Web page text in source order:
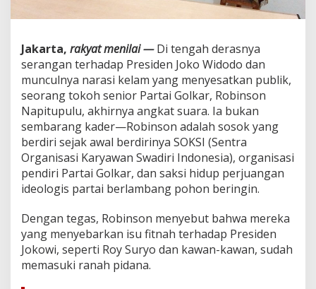
a
D
a
l
a
n
g
i
B
a
l
k
e
r
a
n
g
Jakarta, rakyat menilai —Di tengah derasnya
serangan terhadap Presiden Joko Widodo dan
munculnya narasi kelam yang menyesatkan publik,
seorang tokoh senior Partai Golkar, Robinson
Napitupulu, akhirnya angkat suara. Ia bukan
sembarang kader—Robinson adalah sosok yang
berdiri sejak awal berdirinya SOKSI (Sentra
Organisasi Karyawan Swadiri Indonesia), organisasi
pendiri Partai Golkar, dan saksi hidup perjuangan
ideologis partai berlambang pohon beringin.
Dengan tegas, Robinson menyebut bahwa mereka
yang menyebarkan isu fitnah terhadap Presiden
Jokowi, seperti Roy Suryo dan kawan-kawan, sudah
memasuki ranah pidana.